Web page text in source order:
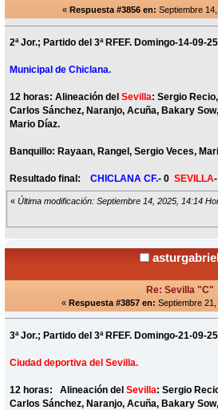
« Respuesta #3856 en: Septiembre
2ª Jor.; Partido del 3ª RFEF. Domingo-14-09-25
Municipal de Chiclana.
12 horas: Alineación delSevilla: Sergio
Carlos Sánchez, Naranjo, Acuña, Bakary
Mario Díaz.
Banquillo: Rayaan, Rangel, Sergio Veces,
Resultado final: CHICLANA CF.- 0SEVILLA
« Última modificación: Septiembre 14, 2025, 14:14
Re: Sevilla "C"
« Respuesta #3857 en: Septiembre
3ª Jor.; Partido del 3ª RFEF. Domingo-21-09-25
Ciudad deportiva del Sevilla.
12 horas: Alineación delSevilla: Sergio
Carlos Sánchez, Naranjo, Acuña, Bakary